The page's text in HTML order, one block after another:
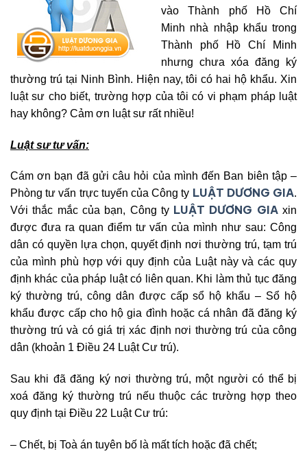
vào Thành phố Hồ Chí
Minh nhà nhập khẩu trong
Thành phố Hồ Chí Minh
nhưng chưa xóa đăng ký
thường trú tại Ninh Bình. Hiện nay, tôi có hai hộ khẩu. Xin
luật sư cho biết, trường hợp của tôi có vi phạm pháp luật
hay không? Cảm ơn luật sư rất nhiều!
Luật sư tư vấn:
Cám ơn bạn đã gửi câu hỏi của mình đến Ban biên tập –
Phòng tư vấn trực tuyến của Công ty LUẬT DƯƠNG GIA.
Với thắc mắc của bạn, Công ty LUẬT DƯƠNG GIAxin
được đưa ra quan điểm tư vấn của mình như sau: Công
dân có quyền lựa chọn, quyết định nơi thường trú, tạm trú
của mình phù hợp với quy định của Luật này và các quy
định khác của pháp luật có liên quan. Khi làm thủ tục đăng
ký thường trú, công dân được cấp sổ hộ khẩu – Sổ hộ
khẩu được cấp cho hộ gia đình hoặc cá nhân đã đăng ký
thường trú và có giá trị xác định nơi thường trú của công
dân (khoản 1 Điều 24 Luật Cư trú).
Sau khi đã đăng ký nơi thường trú, một người có thể bị
xoá đăng ký thường trú nếu thuộc các trường hợp theo
quy định tại Điều 22 Luật Cư trú:
– Chết, bị Toà án tuyên bố là mất tích hoặc đã chết;